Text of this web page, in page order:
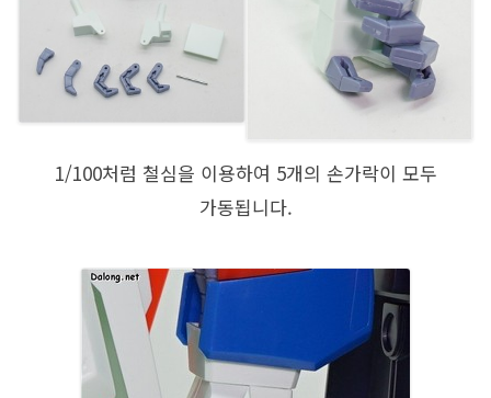
1/100처럼 철심을 이용하여 5개의 손가락이 모두
가동됩니다.